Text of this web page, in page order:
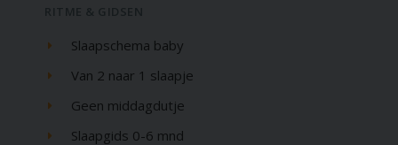
Slaapschema baby
Van 2 naar 1 slaapje
Geen middagdutje
Slaapgids 0-6 mnd